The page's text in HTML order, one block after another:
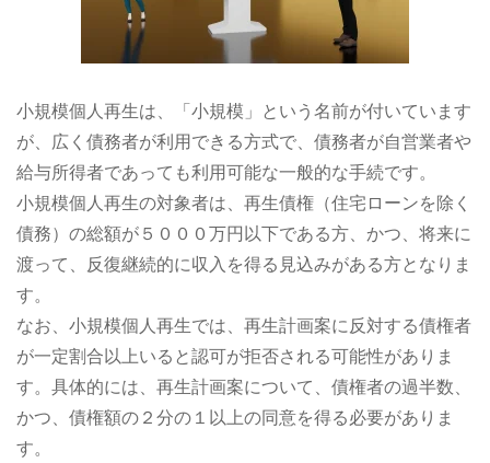
小規模個人再生は、「小規模」という名前が付いています
が、広く債務者が利用できる方式で、債務者が自営業者や
給与所得者であっても利用可能な一般的な手続です。
小規模個人再生の対象者は、再生債権（住宅ローンを除く
債務）の総額が５０００万円以下である方、かつ、将来に
渡って、反復継続的に収入を得る見込みがある方となりま
す。
なお、小規模個人再生では、再生計画案に反対する債権者
が一定割合以上いると認可が拒否される可能性がありま
す。具体的には、再生計画案について、債権者の過半数、
かつ、債権額の２分の１以上の同意を得る必要がありま
す。